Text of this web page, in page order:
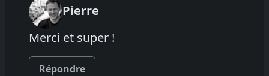
Pierre
Merci et super !
Répondre